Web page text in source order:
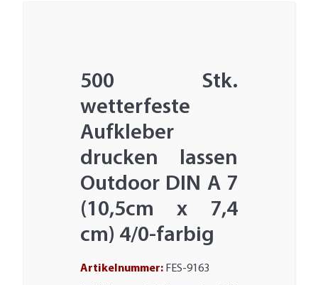
500 Stk.
wetterfeste
Aufkleber
drucken lassen
Outdoor DIN A 7
(10,5cm x 7,4
cm) 4/0-farbig
Artikelnummer: FES-9163